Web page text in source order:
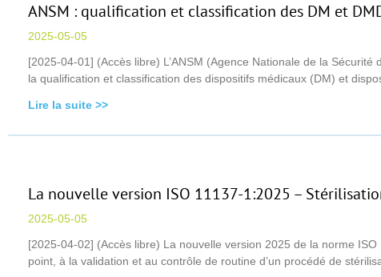
ANSM : qualification et classification des DM et
2025-05-05
[2025-04-01] (Accès libre) L’ANSM (Agence Nationale de la
la qualification et classification des dispositifs médicaux (DM) et
Lire la suite >>
La nouvelle version ISO 11137-1:2025 –
2025-05-05
[2025-04-02] (Accès libre) La nouvelle version 2025 de la norme
point, à la validation et au contrôle de routine d’un procédé de